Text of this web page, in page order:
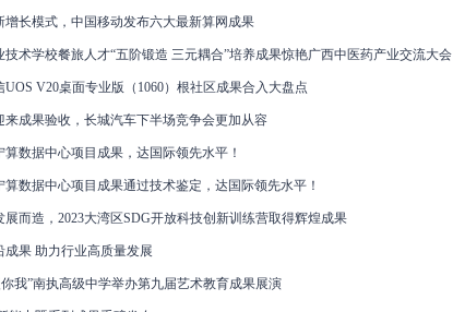
增长模式，中国移动发布六大最新算网成果
技术学校餐旅人才“五阶锻造 三元耦合”培养成果惊艳广西中医药产业交流大会
UOS V20桌面专业版（1060）根社区成果合入大盘点
来成果验收，长城汽车下半场竞争会更加从容
数据中心项目成果，达国际领先水平！
数据中心项目成果通过技术鉴定，达国际领先水平！
展而造，2023大湾区SDG开放科技创新训练营取得辉煌成果
成果 助力行业高质量发展
我”南执高级中学举办第九届艺术教育成果展演